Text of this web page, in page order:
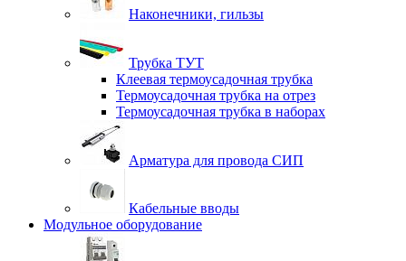
Наконечники, гильзы
Трубка ТУТ
Клеевая термоусадочная трубка
Термоусадочная трубка на отрез
Термоусадочная трубка в наборах
Арматура для провода СИП
Кабельные вводы
Модульное оборудование